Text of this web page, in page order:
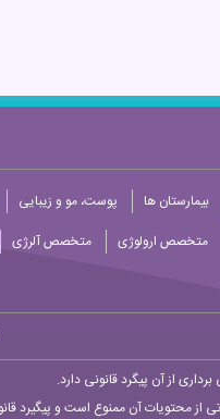
بیمارستان ها پوست، مو و زیبایی
متخصص ارولوژی متخصص آلرژی
از آن پیگرد قانونی دارد.
از محتویات آن ممنوع است و پیگیرد